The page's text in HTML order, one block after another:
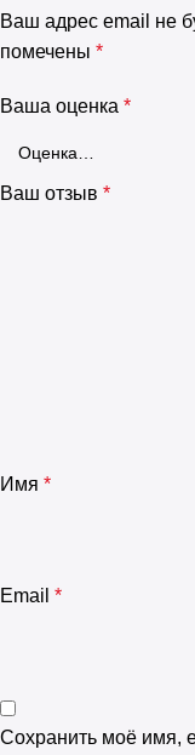
Ваш адрес email не
помечены *
Ваша оценка *
Ваш отзыв *
Имя *
Email *
Сохранить моё имя,